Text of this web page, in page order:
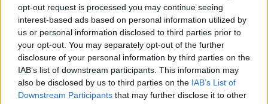
opt-out request is processed you may continue seeing
interest-based ads based on personal information utilized by
us or personal information disclosed to third parties prior to
your opt-out. You may separately opt-out of the further
disclosure of your personal information by third parties on the
IAB’s list of downstream participants. This information may
also be disclosed by us to third parties on the IAB’s List of
Downstream Participants that may further disclose it to other
„Svetainėje liko ir sovietmečiu ant lubų ir
aplink šviestuvą prilipdyti gipsiniai
ornamentai. Pagailėjau, nenuardžiau jų, bet
ateityje planuoju tai padaryti“, – atviravo
menininkė.